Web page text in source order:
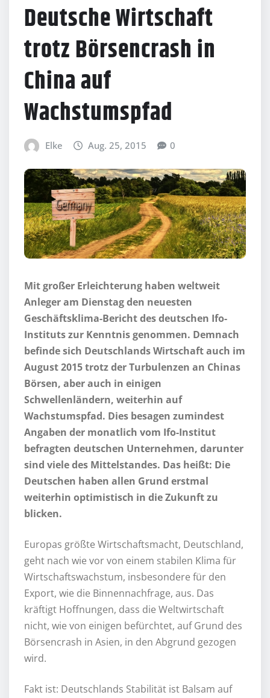
Deutsche Wirtschaft
trotz Börsencrash in
China auf
Wachstumspfad
Elke Aug. 25, 2015 0
Mit großer Erleichterung haben weltweit
Anleger am Dienstag den neuesten
Geschäftsklima-Bericht des deutschen Ifo-
Instituts zur Kenntnis genommen. Demnach
befinde sich Deutschlands Wirtschaft auch im
August 2015 trotz der Turbulenzen an Chinas
Börsen, aber auch in einigen
Schwellenländern, weiterhin auf
Wachstumspfad. Dies besagen zumindest
Angaben der monatlich vom Ifo-Institut
befragten deutschen Unternehmen, darunter
sind viele des Mittelstandes. Das heißt: Die
Deutschen haben allen Grund erstmal
weiterhin optimistisch in die Zukunft zu
blicken.
Europas größte Wirtschaftsmacht, Deutschland,
geht nach wie vor von einem stabilen Klima für
Wirtschaftswachstum, insbesondere für den
Export, wie die Binnennachfrage, aus. Das
kräftigt Hoffnungen, dass die Weltwirtschaft
nicht, wie von einigen befürchtet, auf Grund des
Börsencrash in Asien, in den Abgrund gezogen
wird.
Fakt ist: Deutschlands Stabilität ist Balsam auf